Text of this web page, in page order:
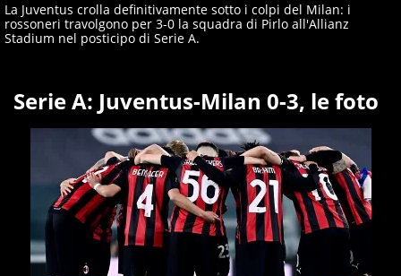
La Juventus crolla definitivamente sotto i colpi del Milan: i
rossoneri travolgono per 3-0 la squadra di Pirlo all'Allianz
Stadium nel posticipo di Serie A.
Serie A: Juventus-Milan 0-3, le foto